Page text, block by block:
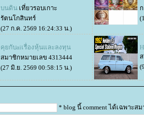
บนดิน เที่ยวรอบเกาะ
รัตนโกสินทร์
(27 ก.ค. 2569 16:24:33 น.)
คุยกับaiเรื่องหุ้นและลงทุน
สมาชิกหมายเลข 4313444
(27 มิ.ย. 2569 00:58:15 น.)
* blog นี้ comment ได้เฉพาะส